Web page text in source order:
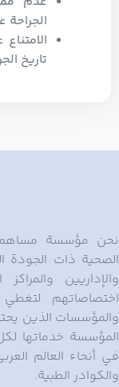
الجراحة
تاريخ
نحن مؤسسة مساهمة
الصحیة ذات الجودة
والإداریین
اختصاصاتهم لتغطي
والمؤسسات الذین
المؤسسة خدماتها
ﻓﻲ أنحاء العالم
والکوادر الطبیة.